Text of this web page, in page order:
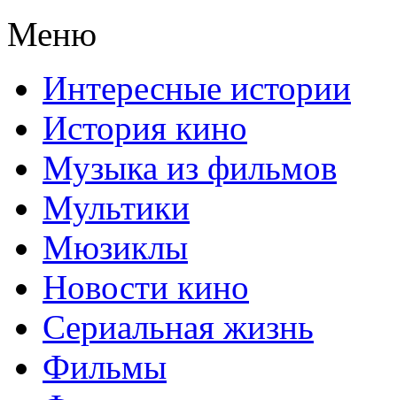
Меню
Интересные истории
История кино
Музыка из фильмов
Мультики
Мюзиклы
Новости кино
Сериальная жизнь
Фильмы